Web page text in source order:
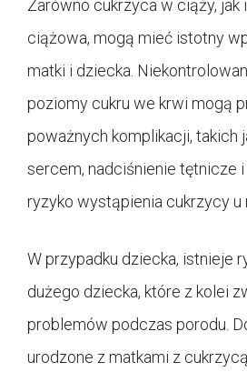
Zarówno cukrzyca w ciąży, jak
ciążowa, mogą mieć istotny
matki i dziecka.
poziomy cukru we krwi mogą
poważnych komplikacji, takich
sercem, nadciśnienie tętnicze
ryzyko wystąpienia cukrzycy u
W przypadku dziecka, istnieje
dużego dziecka, które z kolei
problemów podczas porodu.
urodzone z matkami z